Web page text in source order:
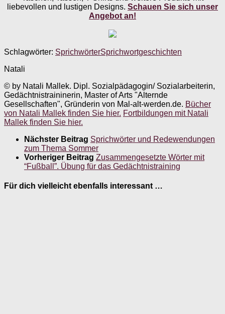
liebevollen und lustigen Designs. Schauen Sie sich unser
Angebot an!
Schlagwörter: SprichwörterSprichwortgeschichten
Natali
© by Natali Mallek. Dipl. Sozialpädagogin/ Sozialarbeiterin,
Gedächtnistraininerin, Master of Arts "Alternde
Gesellschaften", Gründerin von Mal-alt-werden.de. Bücher
von Natali Mallek finden Sie hier. Fortbildungen mit Natali
Mallek finden Sie hier.
Nächster Beitrag Sprichwörter und Redewendungen
zum Thema Sommer
Vorheriger Beitrag Zusammengesetzte Wörter mit
“Fußball”. Übung für das Gedächtnistraining
Für dich vielleicht ebenfalls interessant …